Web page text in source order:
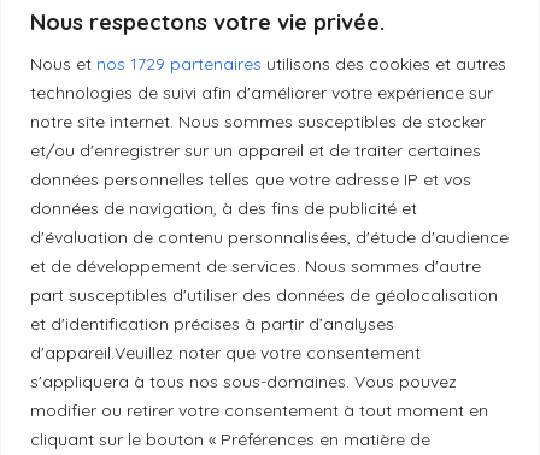
Nous respectons votre vie privée.
Nous et nos 1729 partenaires utilisons des cookies et autres
technologies de suivi afin d'améliorer votre expérience sur
notre site internet. Nous sommes susceptibles de stocker
et/ou d'enregistrer sur un appareil et de traiter certaines
données personnelles telles que votre adresse IP et vos
données de navigation, à des fins de publicité et
d'évaluation de contenu personnalisées, d'étude d'audience
et de développement de services. Nous sommes d'autre
part susceptibles d'utiliser des données de géolocalisation
et d'identification précises à partir d’analyses
d'appareil.Veuillez noter que votre consentement
s'appliquera à tous nos sous-domaines. Vous pouvez
modifier ou retirer votre consentement à tout moment en
cliquant sur le bouton « Préférences en matière de
Liens utiles
Mentions légales
Politique de confidentialité
Principes de publication
Politique de correction